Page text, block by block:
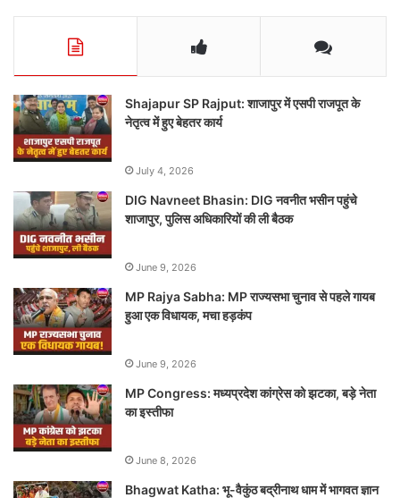
Shajapur SP Rajput: शाजापुर में एसपी राजपूत के
नेतृत्व में हुए बेहतर कार्य
July 4, 2026
DIG Navneet Bhasin: DIG नवनीत भसीन पहुंचे
शाजापुर, पुलिस अधिकारियों की ली बैठक
June 9, 2026
MP Rajya Sabha: MP राज्यसभा चुनाव से पहले गायब
हुआ एक विधायक, मचा हड़कंप
June 9, 2026
MP Congress: मध्यप्रदेश कांग्रेस को झटका, बड़े नेता
का इस्तीफा
June 8, 2026
Bhagwat Katha: भू-वैकुंठ बद्रीनाथ धाम में भागवत ज्ञान